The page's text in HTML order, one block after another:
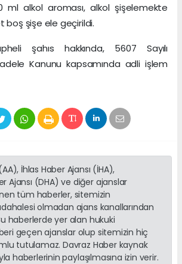
ml alkol aroması, alkol şişelemekte
boş şişe ele geçirildi.
şahıs hakkında, 5607 Sayılı
Kanunu kapsamında adli işlem
İhlas Haber Ajansı (İHA),
Ajansı (DHA) ve diğer ajanslar
tüm haberler, sitemizin
olmadan ajans kanallarından
haberlerde yer alan hukuki
geçen ajanslar olup sitemizin hiç
tutulamaz. Davraz Haber kaynak
haberlerinin paylaşılmasına izin verir.